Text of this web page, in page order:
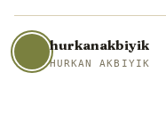
hurkanakbiyik
HURKAN AKBIYIK